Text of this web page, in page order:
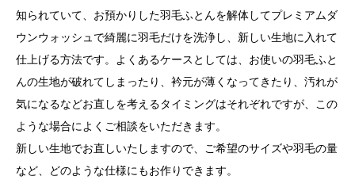
知られていて、お預かりした羽毛ふとんを解体してプレミアムダ
ウンウォッシュで綺麗に羽毛だけを洗浄し、新しい生地に入れて
仕上げる方法です。よくあるケースとしては、お使いの羽毛ふと
んの生地が破れてしまったり、衿元が薄くなってきたり、汚れが
気になるなどお直しを考えるタイミングはそれぞれですが、この
ような場合によくご相談をいただきます。
新しい生地でお直しいたしますので、ご希望のサイズや羽毛の量
など、どのような仕様にもお作りできます。